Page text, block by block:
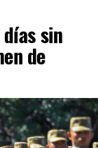
Uno de los
una
afirmó.
el encuentro
Restrepo,
durante la
de Perú.
días sin
de